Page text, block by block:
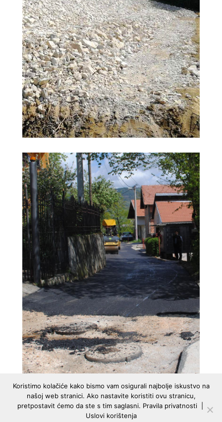
Srebrenička br. 1, 71000 Sarajevo
Koristimo kolačiće kako bismo vam osigurali najbolje iskustvo na
našoj web stranici. Ako nastavite koristiti ovu stranicu,
pretpostavit ćemo da ste s tim saglasni. Pravila privatnosti|
Uslovi korištenja